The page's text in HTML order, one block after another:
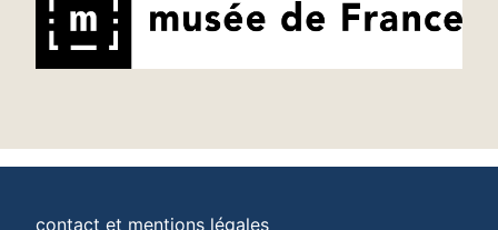
contact et mentions légales